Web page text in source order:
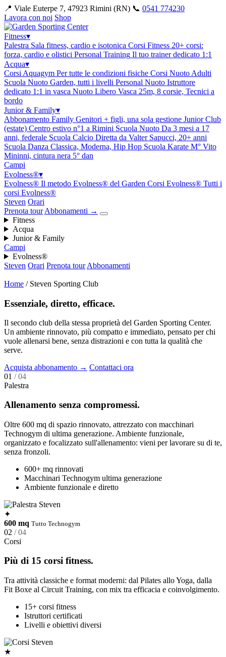
📍 Viale Euterpe 7, 47923 Rimini (RN) 📞 0541 774230
Lavora con noi Shop
Fitness▾
Palestra Sala fitness, cardio e isotonica Corsi Fitness 20+ corsi:
forza, cardio e olistici Personal Training Il tuo trainer dedicato 1:1
Acqua▾
Corsi Aquagym Per tutte le condizioni fisiche Corsi Nuoto Adulti
Scuola Nuoto Garden, tutti i livelli Personal Nuoto Istruttore
dedicato 1:1 in vasca Nuoto Libero Vasca 25m, 8 corsie, Tecnici a
bordo
Junior & Family▾
Abbonamento Family Genitori + figli, una sola gestione Junior Club
(estate) Centro estivo n°1 a Rimini Scuola Nuoto Da 3 mesi a 17
anni, federale Scuola Calcio Diretta da Valter Sapucci, 20+ anni
Scuola Danza Classica, Moderna, Hip Hop Scuola Karate M° Vito
Mininni, cintura nera 5° dan
Campi
Evolness®▾
Evolness® Il metodo Evolness® del Garden Corsi Evolness® Tutti i
corsi Evolness®
Steven Orari
Prenota tour Abbonamenti →
Fitness
Acqua
Junior & Family
Campi
Evolness®
Steven Orari Prenota tour Abbonamenti
Home / Steven Sporting Club
Essenziale, diretto, efficace.
Il secondo club della stessa proprietà del Garden Sporting Center.
Un ambiente rinnovato, più compatto e immediato, pensato per chi
vuole allenarsi bene, senza distrazioni e con tutta la qualità che
serve.
Acquista abbonamento → Contattaci ora
01 / 04
Palestra
Allenamento senza compromessi.
Oltre 600 mq di spazio rinnovato, attrezzato con macchinari
Technogym di ultima generazione. Ambiente funzionale,
organizzato e focalizzato sull'allenamento: vieni per lavorare su di te,
senza fronzoli.
600+ mq rinnovati
Macchinari Technogym ultima generazione
Ambiente funzionale e diretto
✦
600 mq Tutto Technogym
02 / 04
Corsi
Più di 15 corsi fitness.
Tra attività classiche e format moderni: dal Pilates allo Yoga, dalla
Fit Boxe al Circuit Training, con mix tra efficacia e coinvolgimento.
15+ corsi fitness
Istruttori certificati
Livelli e obiettivi diversi
★